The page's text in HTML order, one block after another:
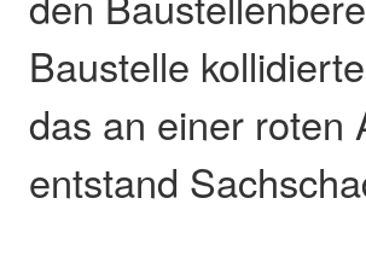
Baustelle
das an einer roten
entstand